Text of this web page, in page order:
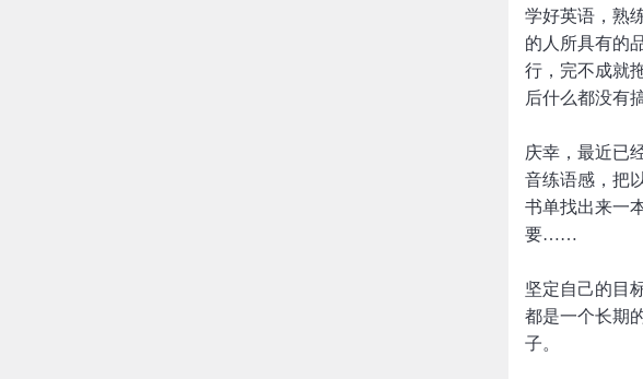
学好英语，熟
的人所具有的
行，完不成就
后什么都没有
庆幸，最近已
音练语感，把
书单找出来一
要……
坚定自己的目
都是一个长期
子。